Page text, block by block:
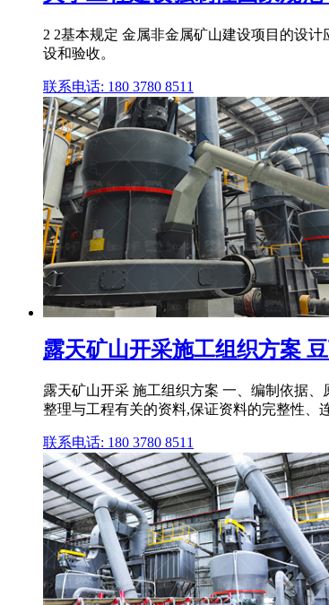
2 2基本规定 金属非金属矿山建设项目的设
设和验收。
联系电话: 180 3780 8511
露天矿山开采施工组织方案
露天矿山开采 施工组织方案 一、编制依据
整理与工程有关的资料,保证资料的完整性、
联系电话: 180 3780 8511